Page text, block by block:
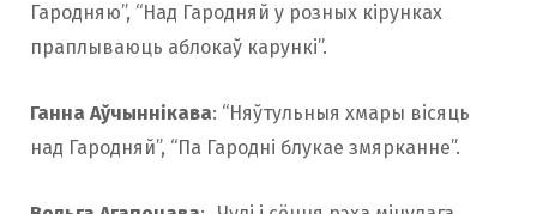
Гародняю”, “Над Гародняй у розных кірунках
праплываюць аблокаў карункі”.
Ганна Аўчыннікава: “Няўтульныя хмары вісяць
над Гародняй”, “Па Гародні блукае змярканне”.